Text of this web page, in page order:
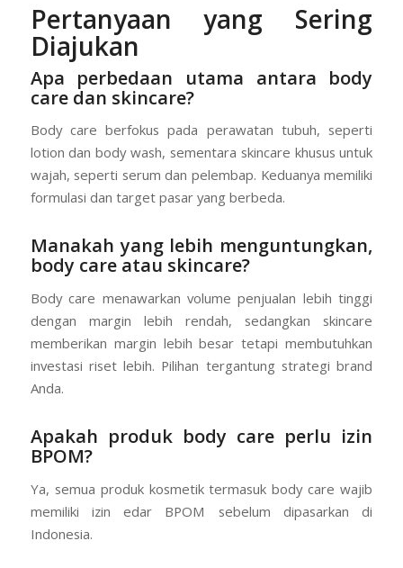
Pertanyaan yang Sering
Diajukan
Apa perbedaan utama antara body
care dan skincare?
Body care berfokus pada perawatan tubuh, seperti
lotion dan body wash, sementara skincare khusus untuk
wajah, seperti serum dan pelembap. Keduanya memiliki
formulasi dan target pasar yang berbeda.
Manakah yang lebih menguntungkan,
body care atau skincare?
Body care menawarkan volume penjualan lebih tinggi
dengan margin lebih rendah, sedangkan skincare
memberikan margin lebih besar tetapi membutuhkan
investasi riset lebih. Pilihan tergantung strategi brand
Anda.
Apakah produk body care perlu izin
BPOM?
Ya, semua produk kosmetik termasuk body care wajib
memiliki izin edar BPOM sebelum dipasarkan di
Indonesia.